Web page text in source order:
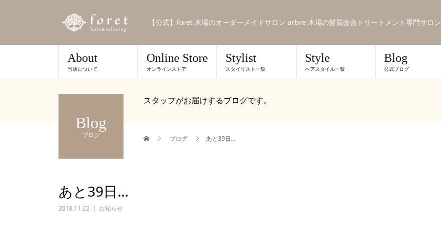
【公式】foret 木場のオーダーメイドサロン arbre 木場の髪質改善トリートメント専門サロン
About
当店について
Online Store
オンラインストア
Stylist
スタイリスト一覧
Style
ヘアスタイル一覧
Blog
公式ブログ
Blog
ブログ
スタッフがお届けするブログです。
ブログ あと39日…
あと39日…
2018.11.22 お知らせ